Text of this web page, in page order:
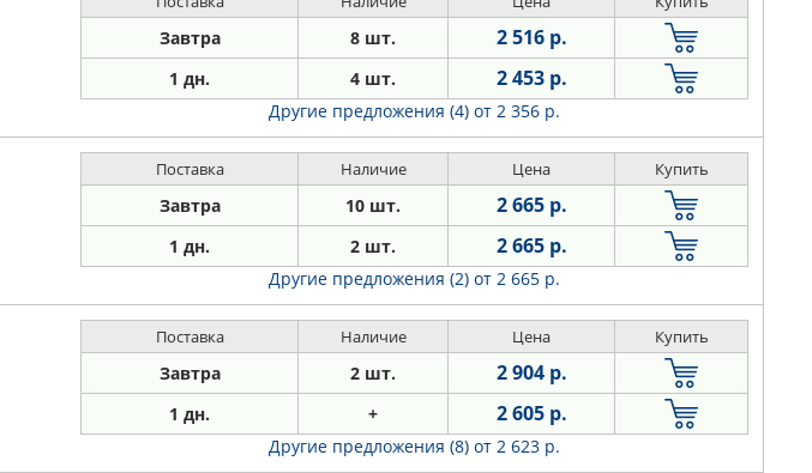
Завтра 8 шт. 2 516 р.
1 дн. 4 шт. 2 453 р.
Другие предложения (4) от 2 356 р.
Поставка Наличие Цена Купить
Завтра 10 шт. 2 665 р.
1 дн. 2 шт. 2 665 р.
Другие предложения (2) от 2 665 р.
Поставка Наличие Цена Купить
Завтра 2 шт. 2 904 р.
1 дн. + 2 605 р.
Другие предложения (8) от 2 623 р.